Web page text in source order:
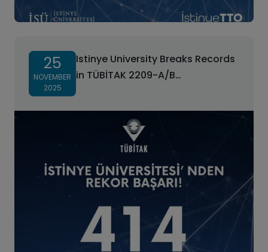
25
NOVEMBER
2025
Istinye University Breaks Records
in TÜBİTAK 2209-A/B